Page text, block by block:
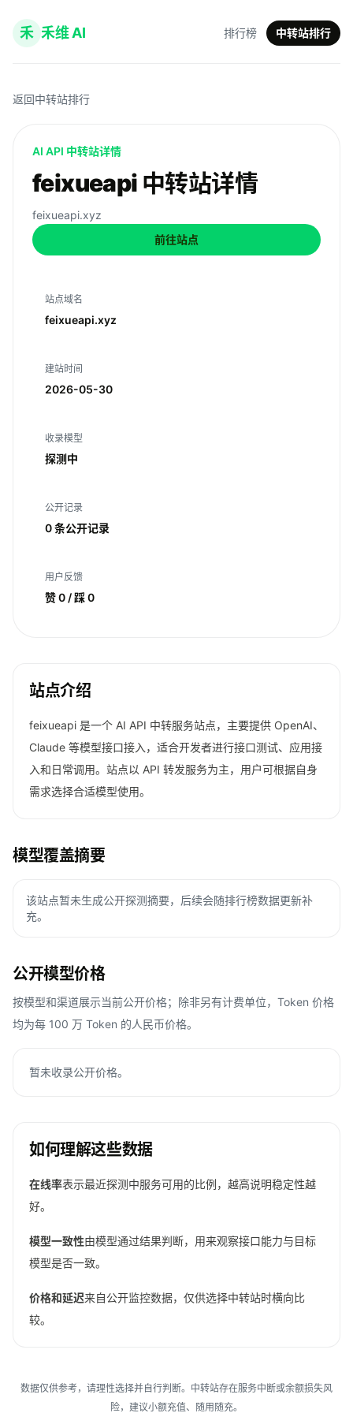
禾 禾维 AI 排行榜 中转站排行
返回中转站排行
AI API 中转站详情
feixueapi 中转站详情
feixueapi.xyz
前往站点
站点域名
feixueapi.xyz
建站时间
2026-05-30
收录模型
探测中
公开记录
0 条公开记录
用户反馈
赞 0 / 踩 0
站点介绍
feixueapi 是一个 AI API 中转服务站点，主要提供 OpenAI、
Claude 等模型接口接入，适合开发者进行接口测试、应用接
入和日常调用。站点以 API 转发服务为主，用户可根据自身
需求选择合适模型使用。
模型覆盖摘要
该站点暂未生成公开探测摘要，后续会随排行榜数据更新补
充。
公开模型价格
按模型和渠道展示当前公开价格；除非另有计费单位，Token 价格
均为每 100 万 Token 的人民币价格。
暂未收录公开价格。
如何理解这些数据
在线率表示最近探测中服务可用的比例，越高说明稳定性越
好。
模型一致性由模型通过结果判断，用来观察接口能力与目标
模型是否一致。
价格和延迟来自公开监控数据，仅供选择中转站时横向比
较。
数据仅供参考，请理性选择并自行判断。中转站存在服务中断或余额损失风
险，建议小额充值、随用随充。